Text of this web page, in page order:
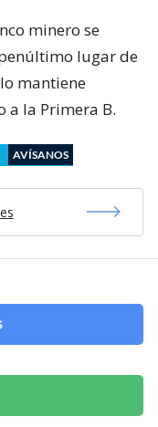
minero se
lugar de
mantiene
a la Primera B.
AVÍSANOS